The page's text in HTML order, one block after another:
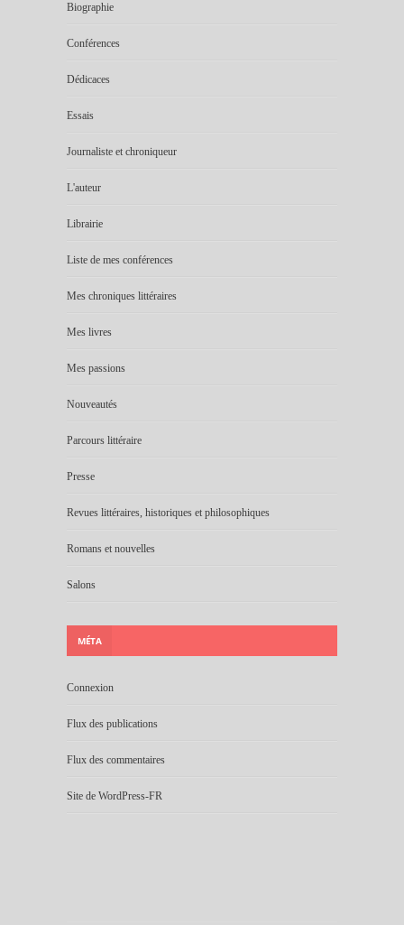
Biographie
Conférences
Dédicaces
Essais
Journaliste et chroniqueur
L'auteur
Librairie
Liste de mes conférences
Mes chroniques littéraires
Mes livres
Mes passions
Nouveautés
Parcours littéraire
Presse
Revues littéraires, historiques et philosophiques
Romans et nouvelles
Salons
MÉTA
Connexion
Flux des publications
Flux des commentaires
Site de WordPress-FR